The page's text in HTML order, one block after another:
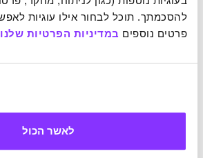
פרטים נוספים במדיניות הפרטיות שלנו
לאשר הכול